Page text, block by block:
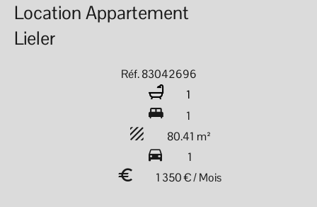
Location Appartement
Lieler
Réf. 83042696
1
1
80.41 m²
1
1 350 € / Mois